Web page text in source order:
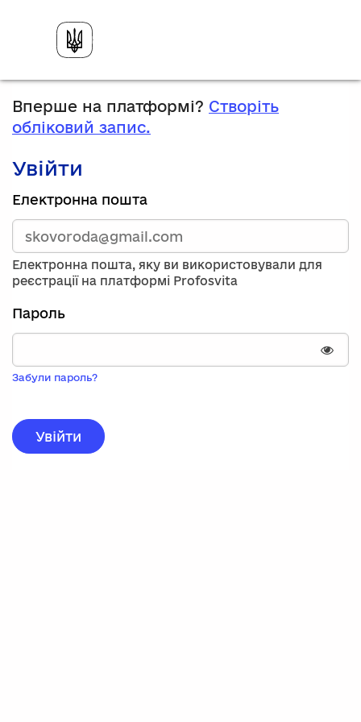
Вперше на платформі? Створіть
обліковий запис.
Увійти
Зареєструйтесь,
використавши
електронну
адресу
та
пароль.
Якщо
вас
немає
запису,
натисніть
реєстрації.
Електронна пошта
Електронна пошта, яку ви використовували для
реєстрації на платформі Profosvita
Пароль
Забули пароль?
Увійти